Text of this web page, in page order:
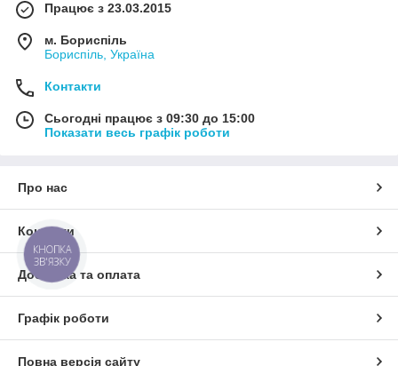
Працює з 23.03.2015
м. Бориспіль
Бориспіль, Україна
Контакти
Сьогодні працює з 09:30 до 15:00
Показати весь графік роботи
Про нас
Контакти
Доставка та оплата
Графік роботи
Повна версія сайту
КНОПКА
ЗВ'ЯЗКУ